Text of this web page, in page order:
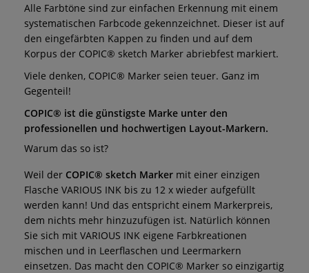
Alle Farbtöne sind zur einfachen Erkennung mit einem
systematischen Farbcode gekennzeichnet. Dieser ist auf
den eingefärbten Kappen zu finden und auf dem
Korpus der COPIC® sketch Marker abriebfest markiert.
Viele denken, COPIC® Marker seien teuer. Ganz im
Gegenteil!
COPIC® ist die günstigste Marke unter den
professionellen und hochwertigen Layout-Markern.
Warum das so ist?
Weil der COPIC® sketch Marker mit einer einzigen
Flasche VARIOUS INK bis zu 12 x wieder aufgefüllt
werden kann! Und das entspricht einem Markerpreis,
dem nichts mehr hinzuzufügen ist. Natürlich können
Sie sich mit VARIOUS INK eigene Farbkreationen
mischen und in Leerflaschen und Leermarkern
einsetzen. Das macht den COPIC® Marker so einzigartig